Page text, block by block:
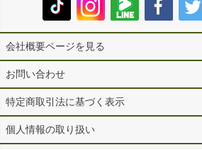
会社概要ページを見る
お問い合わせ
特定商取引法に基づく表示
個人情報の取り扱い